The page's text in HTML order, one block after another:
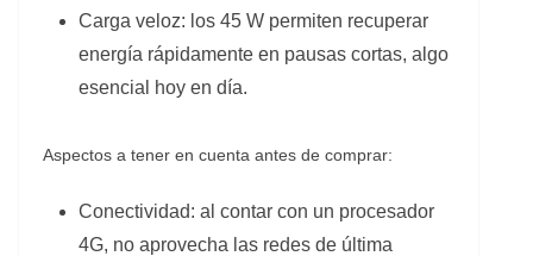
Carga veloz: los 45 W permiten recuperar
energía rápidamente en pausas cortas, algo
esencial hoy en día.
Aspectos a tener en cuenta antes de comprar:
Conectividad: al contar con un procesador
4G, no aprovecha las redes de última